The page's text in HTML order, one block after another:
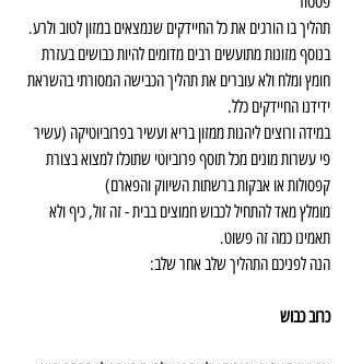
תהליך בו הורגים את כל החיידקים שנמצאים במזון לטוב ולרע.
בנוסף מזונות מתועשים רבים מדומים להיות כבושים בעזרת
חומץ ומלח ולא עוברים את תהליך הכבישה המסורתי בהשראת
ידידנו החיידקים כלל.
במידה ורוצים ליהנות ממזון בריא ועשיר בפרוביוטיקה (עשיר
פי עשרות מונים מכל תוסף פרוביוטי שתוכלו למצוא בצורת
קפסולות או אבקות ברשתות השיווק והפארם)
מומלץ מאד להתחיל לכבוש חמוצים בבית - זה זול, כיף ולא
תאמינו כמה זה פשוט.
הנה לפניכם התהליך שלב אחר שלב:
כרוב כבוש